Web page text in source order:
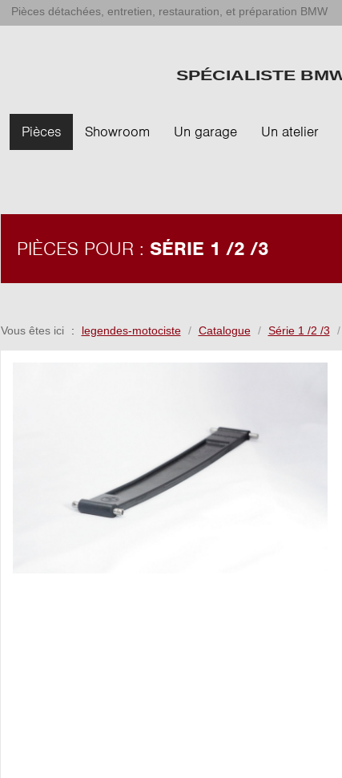
Pièces détachées, entretien, restauration, et préparation BMW
SPÉCIALISTE
Pièces Showroom Un garage Un atelier
PIÈCES POUR : SÉRIE 1 /2 /3
Vous êtes ici legendes-motociste Catalogue Série 1 /2 /3